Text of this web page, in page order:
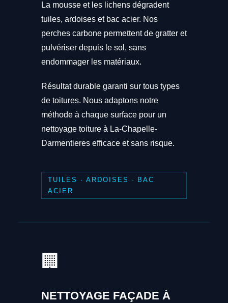
La mousse et les lichens dégradent
tuiles, ardoises et bac acier. Nos
perches carbone permettent de gratter et
pulvériser depuis le sol, sans
endommager les matériaux.
Résultat durable garanti sur tous types
de toitures. Nous adaptons notre
méthode à chaque surface pour un
nettoyage toiture à La-Chapelle-
Darmentieres efficace et sans risque.
TUILES · ARDOISES · BAC
ACIER
🏢
NETTOYAGE FAÇADE À